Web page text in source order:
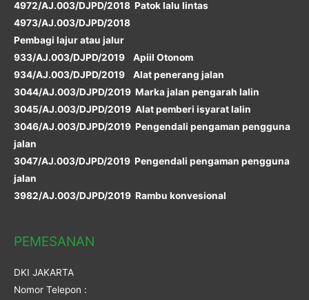
4972/AJ.003/DJPD/2018 Patok lalu lintas
4973/AJ.003/DJPD/2018
Pembagi lajur atau jalur
933/AJ.003/DJPD/2019 Apiil Otonom
934/AJ.003/DJPD/2019 Alat penerang jalan
3044/AJ.003/DJPD/2019 Marka jalan pengarah lalin
3045/AJ.003/DJPD/2019 Alat pemberi isyarat lalin
3046/AJ.003/DJPD/2019 Pengendali pengaman pengguna
jalan
3047/AJ.003/DJPD/2019 Pengendali pengaman pengguna
jalan
3982/AJ.003/DJPD/2019 Rambu konvesional
PEMESANAN
DKI JAKARTA
Nomor Telepon :